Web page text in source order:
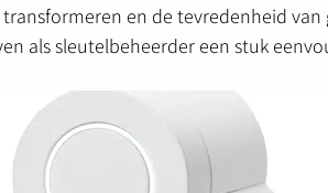
en de tevredenheid van
als sleutelbeheerder een stuk